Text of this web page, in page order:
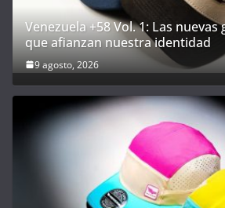
Venezuela +58 Vol. 1: Las nuevas
que afianzan nuestra identidad
9 agosto, 2026